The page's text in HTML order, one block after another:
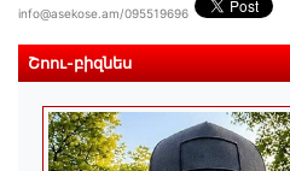
info@asekose.am/095519696
Շոու-բիզնես